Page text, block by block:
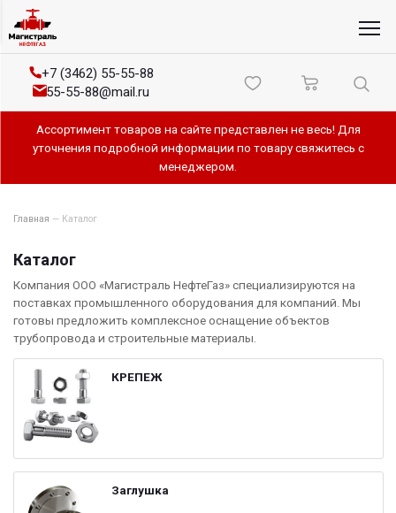
+7 (3462) 55-55-88
55-55-88@mail.ru
Ассортимент товаров на сайте представлен не весь! Для
уточнения подробной информации по товару свяжитесь с
менеджером.
Главная — Каталог
Каталог
Компания ООО «Магистраль НефтеГаз» специализируются на
поставках промышленного оборудования для компаний. Мы
готовы предложить комплексное оснащение объектов
трубопровода и строительные материалы.
КРЕПЕЖ
Заглушка